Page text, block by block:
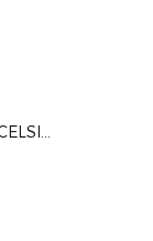
ENTRAINEMENT AS EXCELSIOR - 7ème TOUR CDF